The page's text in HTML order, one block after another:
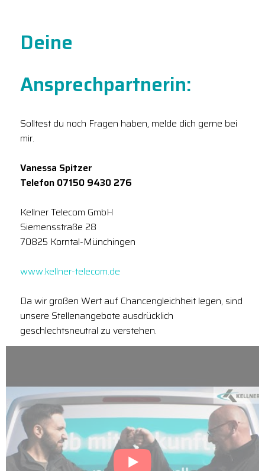
Deine
Ansprechpartnerin:
Solltest du noch Fragen haben, melde dich gerne bei
mir.
Vanessa Spitzer
Telefon 07150 9430 276
Kellner Telecom GmbH
Siemensstraße 28
70825 Korntal-Münchingen
www.kellner-telecom.de
Da wir großen Wert auf Chancengleichheit legen, sind
unsere Stellenangebote ausdrücklich
geschlechtsneutral zu verstehen.